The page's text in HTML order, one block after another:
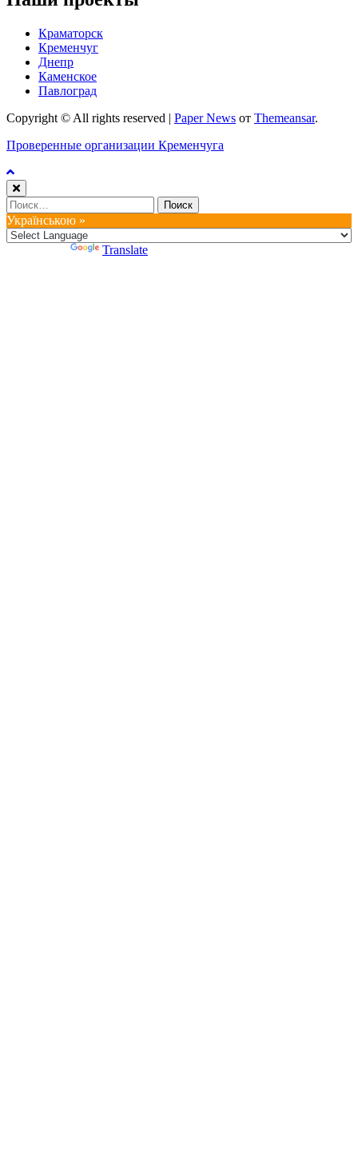
Краматорск
Кременчуг
Днепр
Каменское
Павлоград
Copyright © All rights reserved | Paper News от Themeansar.
Проверенные организации Кременчуга
Найти:
Українською »
Translate